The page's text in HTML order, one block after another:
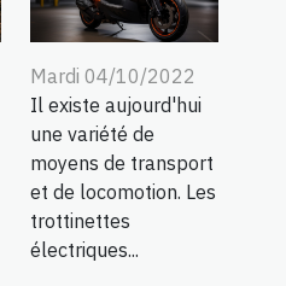
Mardi 04/10/2022
Il existe aujourd'hui
une variété de
moyens de transport
et de locomotion. Les
trottinettes
électriques...